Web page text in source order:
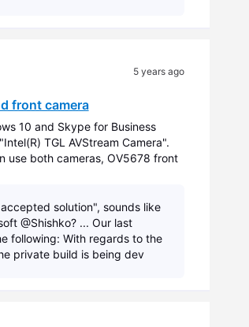
5 years ago
front camera
10 and Skype for Business
TGL AVStream Camera".
use both cameras, OV5678 front
solution", sounds like
@Shishko? ... Our last
following: With regards to the
private build is being dev